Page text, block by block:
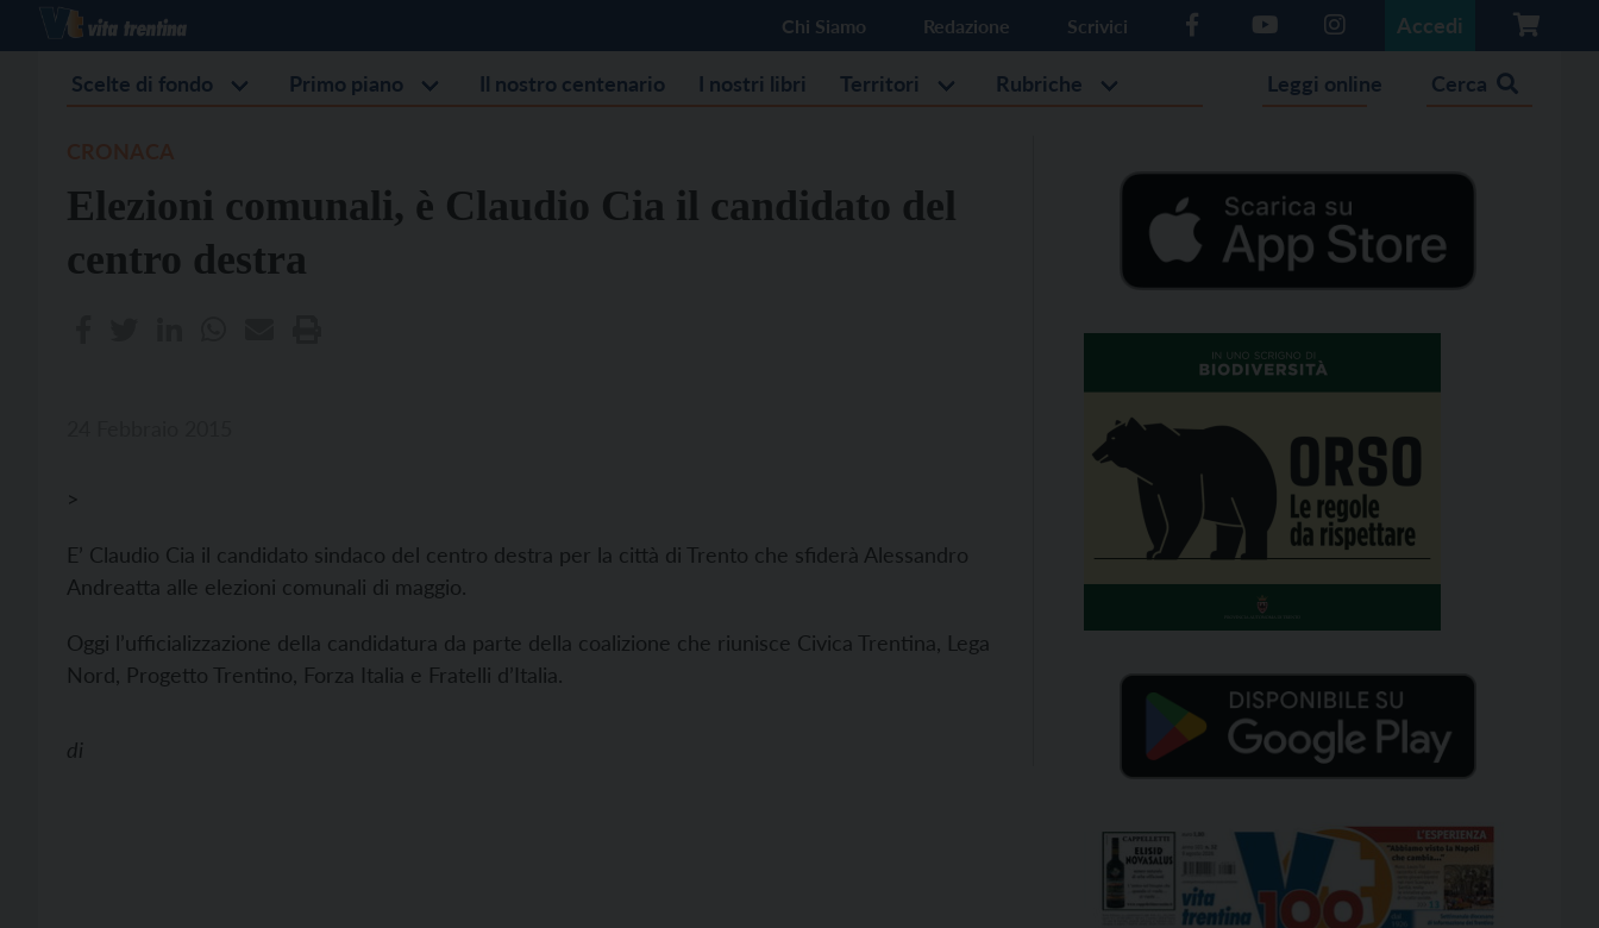
Chi Siamo Redazione Scrivici Accedi
Scelte di fondo Primo piano Il nostro centenario I nostri libri Territori Rubriche Leggi online Cerca
Elezioni comunali, è Claudio Cia il candidato del
centro destra
>
E’ Claudio Cia il candidato sindaco del centro destra per la città di Trento che sfiderà Alessandro
Andreatta alle elezioni comunali di maggio.
Oggi l’ufficializzazione della candidatura da parte della coalizione che riunisce Civica Trentina, Lega
Nord, Progetto Trentino, Forza Italia e Fratelli d’Italia.
di